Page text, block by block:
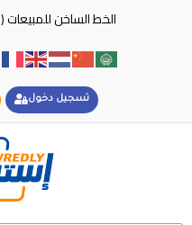
الخط الساخن للمبيعات (
تسجيل دخول